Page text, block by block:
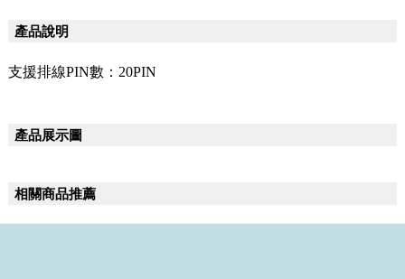
產品說明
支援排線PIN數：20PIN
產品展示圖
相關商品推薦